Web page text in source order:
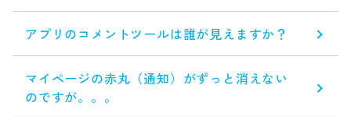
アプリのコメントツールは誰が見えますか？
マイページの赤丸（通知）がずっと消えない
のですが。。。